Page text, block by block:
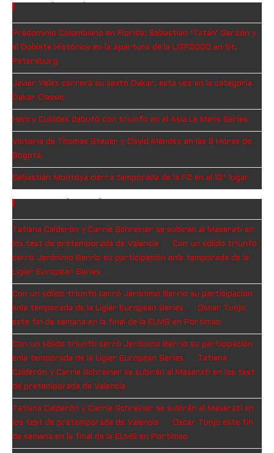
Predominio Colombiano en Florida: Sebastián ‘Tatán’ Garzón y
el Doblete Histórico en la Apertura de la USF2000 en St.
Petersburg
Javier Vélez correrá su sexto Dakar, esta vez en la categoría
Dakar Classic
Henry Cubides debutó con triunfo en el Asia Le Mans Series
Victoria de Thomas Steuer y David Méndez en las 6 Horas de
Bogotá.
Sebastián Montoya cierra temporada de la F2 en el 12° lugar
Tatiana Calderón y Carrie Schreiner se subirán al Maserati en
los test de pretemporada de Valencia
Con un sólido triunfo
cerró Jerónimo Berrío su participación enla temporada de la
Ligier European Series
Con un sólido triunfo cerró Jerónimo Berrío su participación
enla temporada de la Ligier European Series
Oscar Tunjo
este fin de semana en la final de la ELMS en Portimao
Con un sólido triunfo cerró Jerónimo Berrío su participación
enla temporada de la Ligier European Series
Tatiana
Calderón y Carrie Schreiner se subirán al Maserati en los test
de pretemporada de Valencia
Tatiana Calderón y Carrie Schreiner se subirán al Maserati en
los test de pretemporada de Valencia
Oscar Tunjo este fin
de semana en la final de la ELMS en Portimao